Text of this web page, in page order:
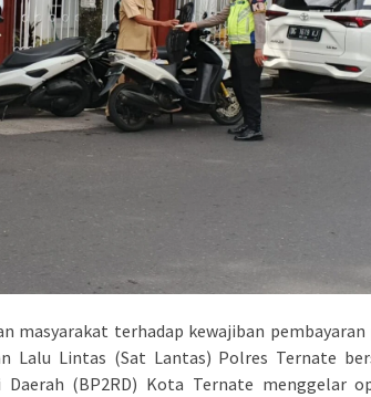
masyarakat terhadap kewajiban pembayaran
Lalu Lintas (Sat Lantas) Polres Ternate
(BP2RD) Kota Ternate menggelar